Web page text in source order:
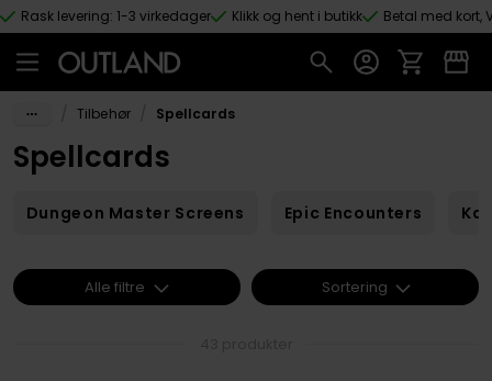
Hopp til hovedinnhold
Rask levering: 1-3 virkedager Klikk og hent i butikk Betal med kort,
Tilbehør Spellcards
Spellcards
Dungeon Master Screens Epic Encounters
Alle filtre Sortering